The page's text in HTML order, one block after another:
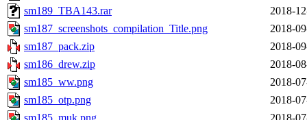
sm189_TBA143.rar
2018-
sm187_screenshots_compilation_Title.png
2018-
sm187_pack.zip
2018-
sm186_drew.zip
2018-
sm185_ww.png
2018-
sm185_otp.png
2018-